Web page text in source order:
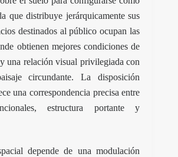
que distribuye jerárquicamente sus
destinados al público ocupan las
obtienen mejores condiciones de
una relación visual privilegiada con
circundante. La disposición
una correspondencia precisa entre
estructura portante y
depende de una modulación